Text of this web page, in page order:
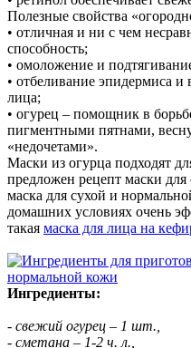
Полезные свойства
• отличная и ни с чем
способность;
• омоложение и
• отбеливание эпидермиса и
лица;
• огурец – помощник в
пигментными пятнами,
«недочетами».
Маски из огурца подходят
предложен рецепт маски
маска для сухой и
домашних условиях очень
такая маска для лица на
Ингредиенты:
- свежий огурец – 1 шт.,
- сметана – 1-2 ч. л.,